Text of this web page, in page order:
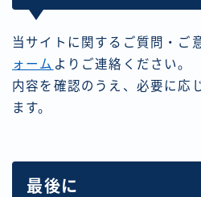
当サイトに関するご質問・ご
ォーム よりご連絡ください。
内容を確認のうえ、必要に応
ます。
最後に